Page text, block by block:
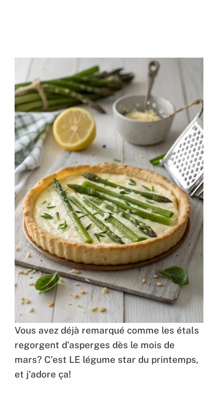
Vous avez déjà remarqué comme les étals
regorgent d’asperges dès le mois de
mars? C’est LE légume star du printemps,
et j’adore ça!